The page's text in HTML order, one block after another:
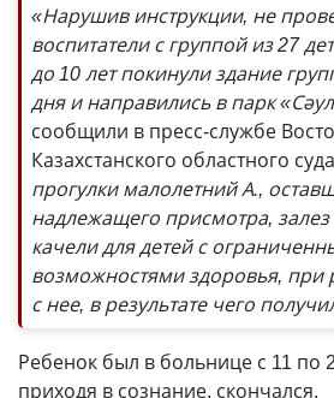
«Нарушив инструкции, не
воспитатели с группой из 27
до 10 лет покинули здание
дня и направились в парк
сообщили в пресс-службе
Казахстанского областного
прогулки малолетний А.,
надлежащего присмотра,
качели для детей с
возможностями здоровья, при
с нее, в результате чего
Ребенок был в больнице с 11 по
приходя в сознание, скончался.